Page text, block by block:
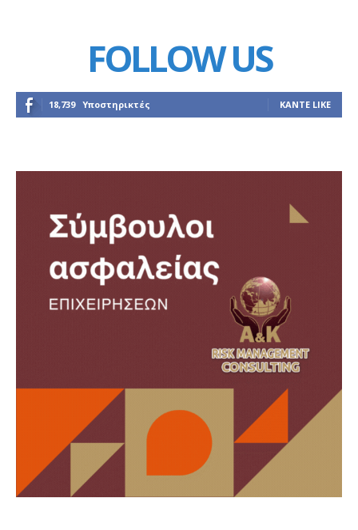
FOLLOW US
18,739 Υποστηρικτές ΚΆΝΤΕ LIKE